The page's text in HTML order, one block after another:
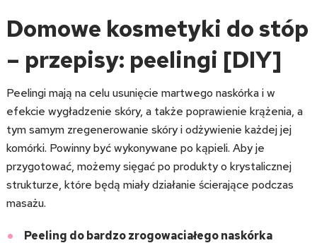
Domowe kosmetyki do stóp
– przepisy: peelingi [DIY]
Peelingi mają na celu usunięcie martwego naskórka i w
efekcie wygładzenie skóry, a także poprawienie krążenia, a
tym samym zregenerowanie skóry i odżywienie każdej jej
komórki. Powinny być wykonywane po kąpieli. Aby je
przygotować, możemy sięgać po produkty o krystalicznej
strukturze, które będą miały działanie ścierające podczas
masażu.
Peeling do bardzo zrogowaciałego naskórka